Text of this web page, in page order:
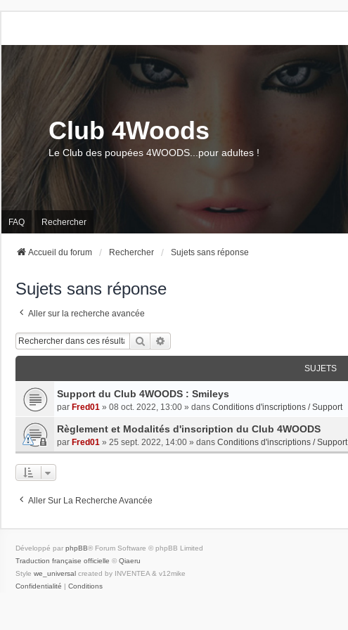
Club 4Woods
Le Club des poupées 4WOODS...pour adultes !
FAQ Rechercher
Accueil du forum Rechercher Sujets sans réponse
Sujets sans réponse
Aller sur la recherche avancée
Rechercher
SUJETS
Support du Club 4WOODS : Smileys
par Fred01 » 08 oct. 2022, 13:00 » dans Conditions d'inscriptions / Support
Règlement et Modalités d'inscription du Club 4WOODS
par Fred01 » 25 sept. 2022, 14:00 » dans Conditions d'inscriptions / Support
Aller Sur La Recherche Avancée
Développé par phpBB® Forum Software © phpBB Limited
Traduction française officielle © Qiaeru
Style we_universal created by INVENTEA & v12mike
Confidentialité | Conditions